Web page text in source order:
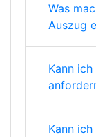
Was
Auszug
Kann
Kann